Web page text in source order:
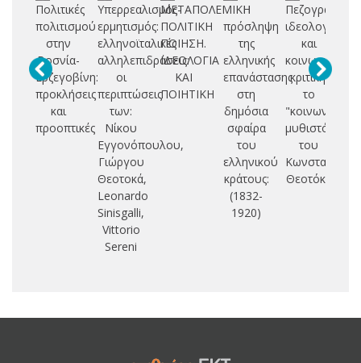
Πολιτικές
πολιτισμού
στην
Βοσνία-
Ερζεγοβίνη:
προκλήσεις
και
προοπτικές
Υπερρεαλισμός-
ερμητισμός:
ελληνοϊταλικές
αλληλεπιδράσεις:
οι
περιπτώσεις
των:
Νίκου
Εγγονόπουλου,
Γιώργου
Θεοτοκά,
Leonardo
Sinisgalli,
Vittorio
Sereni
ΜΕΤΑΠΟΛΕΜΙΚΗ
ΠΟΛΙΤΙΚΗ
ΠΟΙΗΣΗ.
ΙΔΕΟΛΟΓΙΑ
ΚΑΙ
ΠΟΙΗΤΙΚΗ
Η
πρόσληψη
της
ελληνικής
επανάστασης
στη
δημόσια
σφαίρα
του
ελληνικού
κράτους:
(1832-
1920)
Πεζογραφία,
ιδεολογία
και
κοινωνική
κριτική:
το
"κοινωνικό
μυθιστόρημα"
του
Θεοτόκη